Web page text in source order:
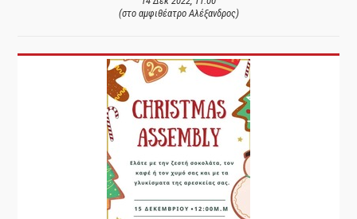
(στο αμφιθέατρο Αλέξανδρος)